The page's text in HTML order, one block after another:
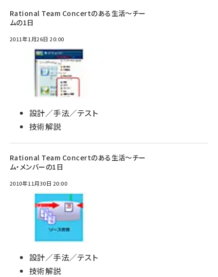
Rational Team Concertのある生活～チー
ムの1日
2011年1月26日 20:00
設計／手法／テスト
技術解説
Rational Team Concertのある生活～チー
ム・メンバーの1日
2010年11月30日 20:00
設計／手法／テスト
技術解説